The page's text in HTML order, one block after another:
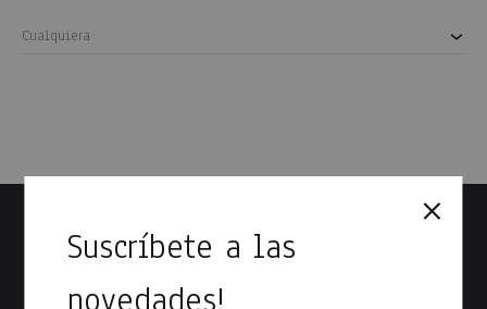
Cualquiera
Suscríbete a las